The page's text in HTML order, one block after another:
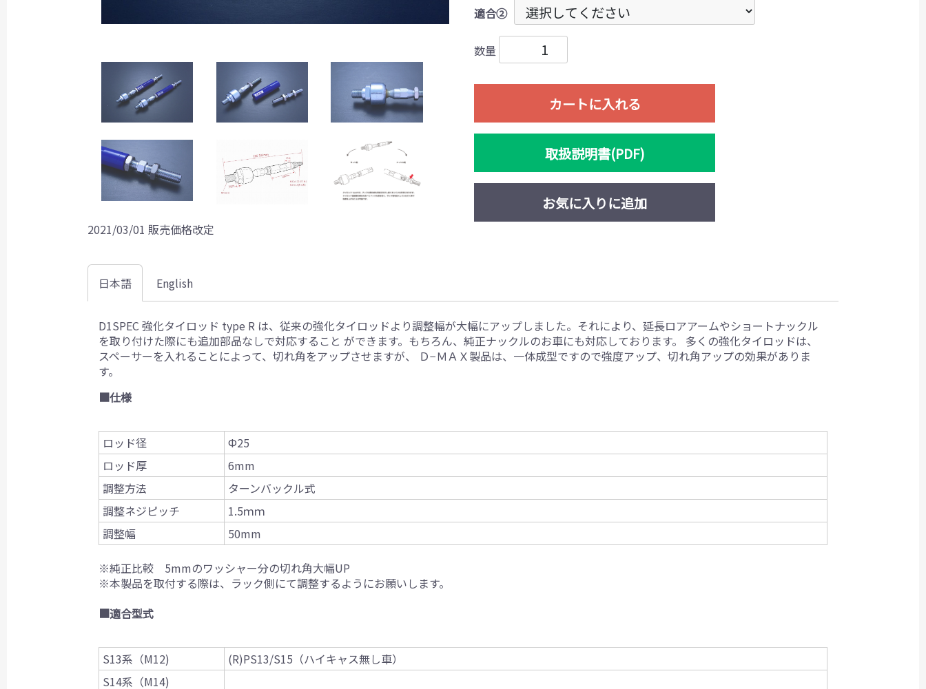
2021/03/01 販売価格改定
適合②
数量
カートに入れる
取扱説明書(PDF)
お気に入りに追加
日本語 English
D1SPEC 強化タイロッド type R は、従来の強化タイロッドより調整幅が大幅にアップしました。それにより、延長ロアアームやショートナックル
を取り付けた際にも追加部品なしで対応すること ができます。もちろん、純正ナックルのお車にも対応しております。 多くの強化タイロッドは、
スペーサーを入れることによって、切れ角をアップさせますが、 Ｄ−ＭＡＸ製品は、一体成型ですので強度アップ、切れ角アップの効果がありま
す。
■仕様
ロッド径
Ф25
ロッド厚
6mm
調整方法
ターンバックル式
調整ネジピッチ
1.5ｍｍ
調整幅
50mm
※純正比較 5mmのワッシャー分の切れ角大幅UP
※本製品を取付する際は、ラック側にて調整するようにお願いします。
■適合型式
S13系（M12)
(R)PS13/S15（ハイキャス無し車）
S14系（M14)